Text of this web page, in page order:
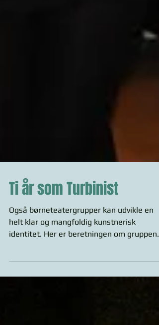
Ti år som Turbinist
Også børneteatergrupper kan udvikle en
helt klar og mangfoldig kunstnerisk
Turbin og min rejse...